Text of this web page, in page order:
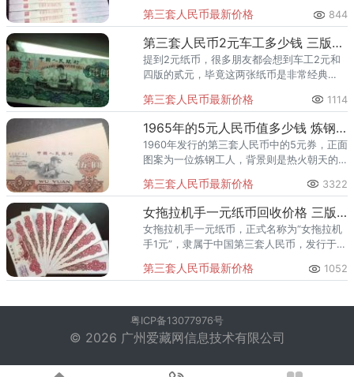
作，被称为“纺织工人5角”。1977年恢复高
考，学子
第三套人民币最新价格 844
第三套人民币2元车工多少钱 三版币车工二元价格
提到2元纸币，很多朋友都会想到车工2元和
四版的贰元，毕竟这两张纸币是非常经典
表之作。2元车工虽然不是第三套人民币的币
王，但2元车工绝对可以代表
第三套人民币最新价格 1114
1965年的5元人民币值多少钱 炼钢工人5元现值价格
1960年发行的第三套人民币中的5元券，正面
图案为一位炼钢工人，背景则是热火朝天的
展。这一设计不仅展现了当时社会的经济面
貌，也寄托了人民对工业强
第三套人民币最新价格 3322
女拖拉机手一元纸币回收价格 三版1元市场价格
女拖拉机手一元纸币，正式名称为“女拖拉机
手1元”，隶属于中国第三套人民币，发行于
面主色调为深红色，图案为女拖拉机手形
第三套人民币最新价格 1052
粤ICP备13077976号
© 2026 广州爱藏网信息技术有限公司